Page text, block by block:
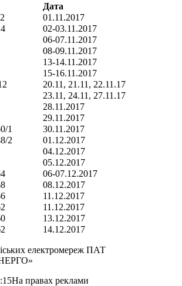
Дата
22 01.11.2017
02-03.11.2017
06-07.11.2017
4 08-09.11.2017
13-14.11.2017
15-16.11.2017
20.11, 21.11, 22.11.17
23.11, 24.11, 27.11.17
28.11.2017
29.11.2017
1
30.11.2017
2
01.12.2017
04.12.2017
05.12.2017
06-07.12.2017
08.12.2017
11.12.2017
11.12.2017
13.12.2017
14.12.2017
електромереж ПАТ
На правах реклами